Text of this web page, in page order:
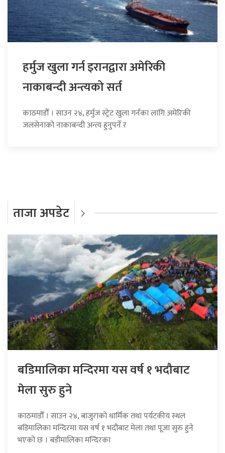
हर्मुज खुला गर्न इरानद्वारा अमेरिकी
नाकाबन्दी अन्त्यको सर्त
काठमाडौँ । साउन २४, हर्मुज स्ट्रेट खुला गर्नका लागि अमेरिकी
जलसेनाको नाकाबन्दी अन्त्य हुनुपर्ने र
ताजा अपडेट
बडिमालिका मन्दिरमा यस वर्ष १ भदौबाट
मेला सुरु हुने
काठमाडौँ । साउन २४, बाजुराको धार्मिक तथा पर्यटकीय स्थल
बडिमालिका मन्दिरमा यस वर्ष १ भदौबाट मेला तथा पूजा सुरु हुने
भएको छ । बडीमालिका मन्दिरका